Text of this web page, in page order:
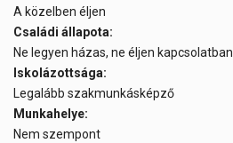
A közelben éljen
Családi állapota:
Ne legyen házas, ne éljen kapcsolatban
Iskolázottsága:
Legalább szakmunkásképző
Munkahelye:
Nem szempont